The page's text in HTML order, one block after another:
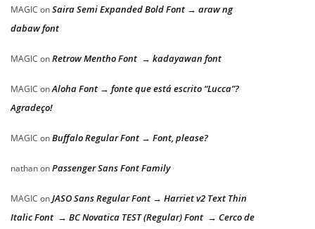
MAGIC onSaira Semi Expanded Bold Font → araw ng
dabaw font
MAGIC onRetrow Mentho Font → kadayawan font
MAGIC onAloha Font → fonte que está escrito “Lucca”?
Agradeço!
MAGIC onBuffalo Regular Font → Font, please?
nathanonPassenger Sans Font Family
MAGIC onJASO Sans Regular Font → Harriet v2 Text Thin
Italic Font → BC Novatica TEST (Regular) Font → Cerco de